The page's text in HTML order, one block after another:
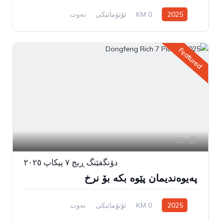
2025
0 KM ئۆتۆماتیکی
نەوت
Featured
10
دۆنگفێنگ ڕیچ ٧ پیکاپ ٢٠٢٥
پەیوەندیمان پێوە بکە بۆ نرخ
2025
0 KM ئۆتۆماتیکی
نەوت